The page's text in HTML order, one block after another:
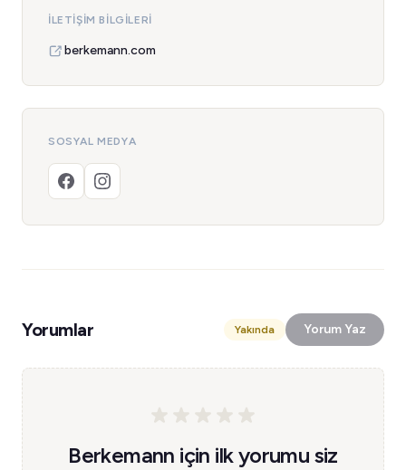
İLETIŞIM BILGILERI
berkemann.com
SOSYAL MEDYA
Yorumlar Yakında Yorum Yaz
Berkemann için ilk yorumu siz